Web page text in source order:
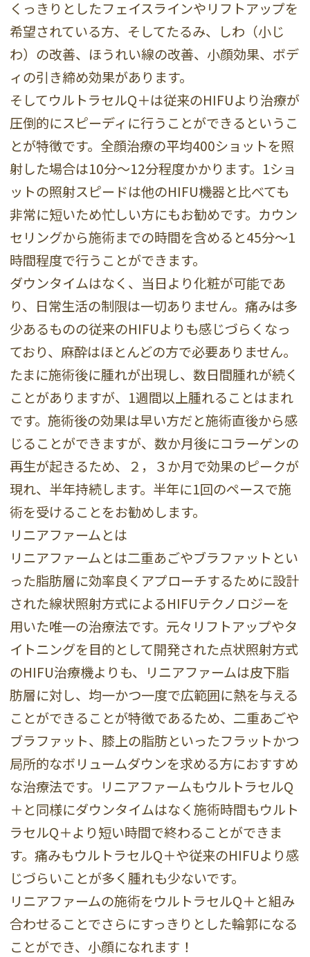
くっきりとしたフェイスラインやリフトアップを
希望されている方、そしてたるみ、しわ（小じ
わ）の改善、ほうれい線の改善、小顔効果、ボデ
ィの引き締め効果があります。
そしてウルトラセルQ＋は従来のHIFUより治療が
圧倒的にスピーディに行うことができるというこ
とが特徴です。全顔治療の平均400ショットを照
射した場合は10分～12分程度かかります。1ショ
ットの照射スピードは他のHIFU機器と比べても
非常に短いため忙しい方にもお勧めです。カウン
セリングから施術までの時間を含めると45分～1
時間程度で行うことができます。
ダウンタイムはなく、当日より化粧が可能であ
り、日常生活の制限は一切ありません。痛みは多
少あるものの従来のHIFUよりも感じづらくなっ
ており、麻酔はほとんどの方で必要ありません。
たまに施術後に腫れが出現し、数日間腫れが続く
ことがありますが、1週間以上腫れることはまれ
です。施術後の効果は早い方だと施術直後から感
じることができますが、数か月後にコラーゲンの
再生が起きるため、２，３か月で効果のピークが
現れ、半年持続します。半年に1回のペースで施
術を受けることをお勧めします。
リニアファームとは
リニアファームとは二重あごやブラファットとい
った脂肪層に効率良くアプローチするために設計
された線状照射方式によるHIFUテクノロジーを
用いた唯一の治療法です。元々リフトアップやタ
イトニングを目的として開発された点状照射方式
のHIFU治療機よりも、リニアファームは皮下脂
肪層に対し、均一かつ一度で広範囲に熱を与える
ことができることが特徴であるため、二重あごや
ブラファット、膝上の脂肪といったフラットかつ
局所的なボリュームダウンを求める方におすすめ
な治療法です。リニアファームもウルトラセルQ
＋と同様にダウンタイムはなく施術時間もウルト
ラセルQ＋より短い時間で終わることができま
す。痛みもウルトラセルQ＋や従来のHIFUより感
じづらいことが多く腫れも少ないです。
リニアファームの施術をウルトラセルQ＋と組み
合わせることでさらにすっきりとした輪郭になる
ことができ、小顔になれます！